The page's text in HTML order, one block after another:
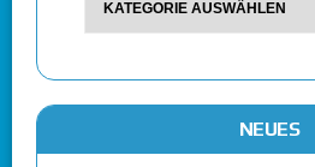
NEUES